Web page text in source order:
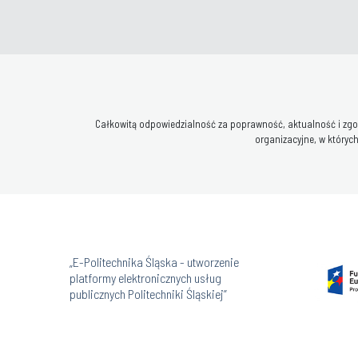
Całkowitą odpowiedzialność za poprawność, aktualność i
organizacyjne, w
„E-Politechnika Śląska - utworzenie
platformy elektronicznych usług
publicznych Politechniki Śląskiej”